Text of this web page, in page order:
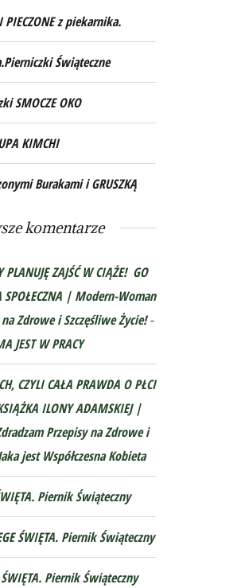
PIECZONE z piekarnika.
Świąteczne
SMOCZE OKO
KIMCHI
Burakami i GRUSZKĄ
komentarze
PLANUJĘ ZAJŚĆ W CIĄŻE! GO
| Modern-Woman
Zdrowe i Szczęśliwe Życie!-
JEST W PRACY
CZYLI CAŁA PRAWDA O PŁCI
ILONY ADAMSKIEJ |
Przepisy na Zdrowe i
jest Współczesna Kobieta
Piernik Świąteczny
ŚWIĘTA. Piernik Świąteczny
ŚWIĘTA. Piernik Świąteczny